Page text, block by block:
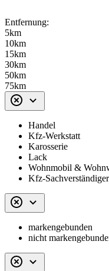
Entfernung:
5km
10km
15km
30km
50km
75km
Handel
Kfz-Werkstatt
Karosserie
Lack
Wohnmobil &
Kfz-Sachverständiger
markengebunden
nicht